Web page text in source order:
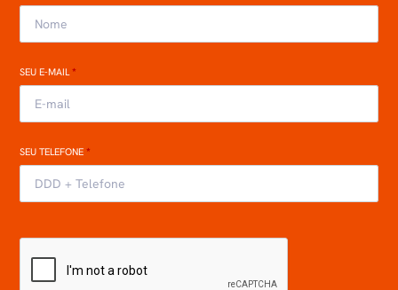
SEU E-MAIL*
SEU TELEFONE*